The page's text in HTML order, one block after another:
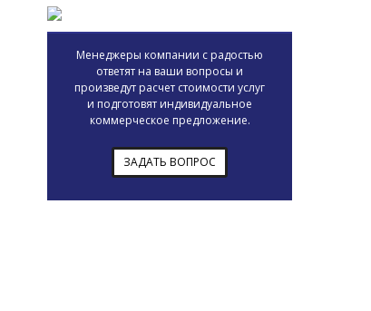
Менеджеры компании с радостью
ответят на ваши вопросы и
произведут расчет стоимости услуг
и подготовят индивидуальное
коммерческое предложение.
ЗАДАТЬ ВОПРОС